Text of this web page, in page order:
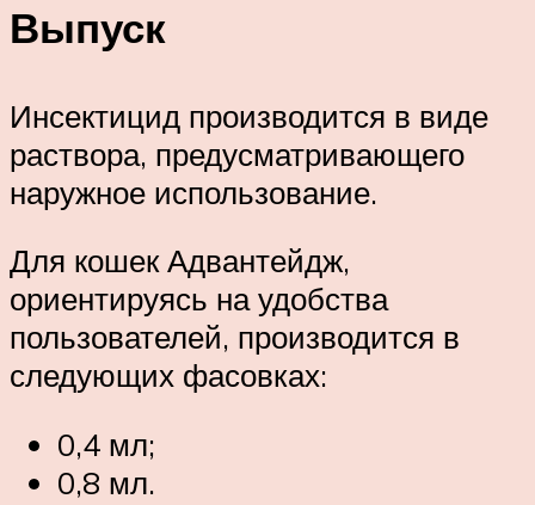
Выпуск
Инсектицид производится в виде
раствора, предусматривающего
наружное использование.
Для кошек Адвантейдж,
ориентируясь на удобства
пользователей, производится в
следующих фасовках:
0,4 мл;
0,8 мл.